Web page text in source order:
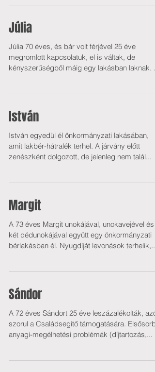
Júlia
Júlia 70 éves, és bár volt férjével 25 éve
megromlott kapcsolatuk, el is váltak, de
kényszerűségből máig egy lakásban laknak. A
István
István egyedül él önkormányzati lakásában,
amit lakbér-hátralék terhel. A járvány előtt
zenészként dolgozott, de jelenleg nem talál...
Margit
A 73 éves Margit unokájával, unokavejével és
két dédunokájával együtt egy önkormányzati
bérlakásban él. Nyugdíját levonások terhelik,...
Sándor
A 72 éves Sándort 25 éve leszázalékolták,
szorul a Családsegítő támogatására.
anyagi-megélhetési problémák (díjtartozás,...